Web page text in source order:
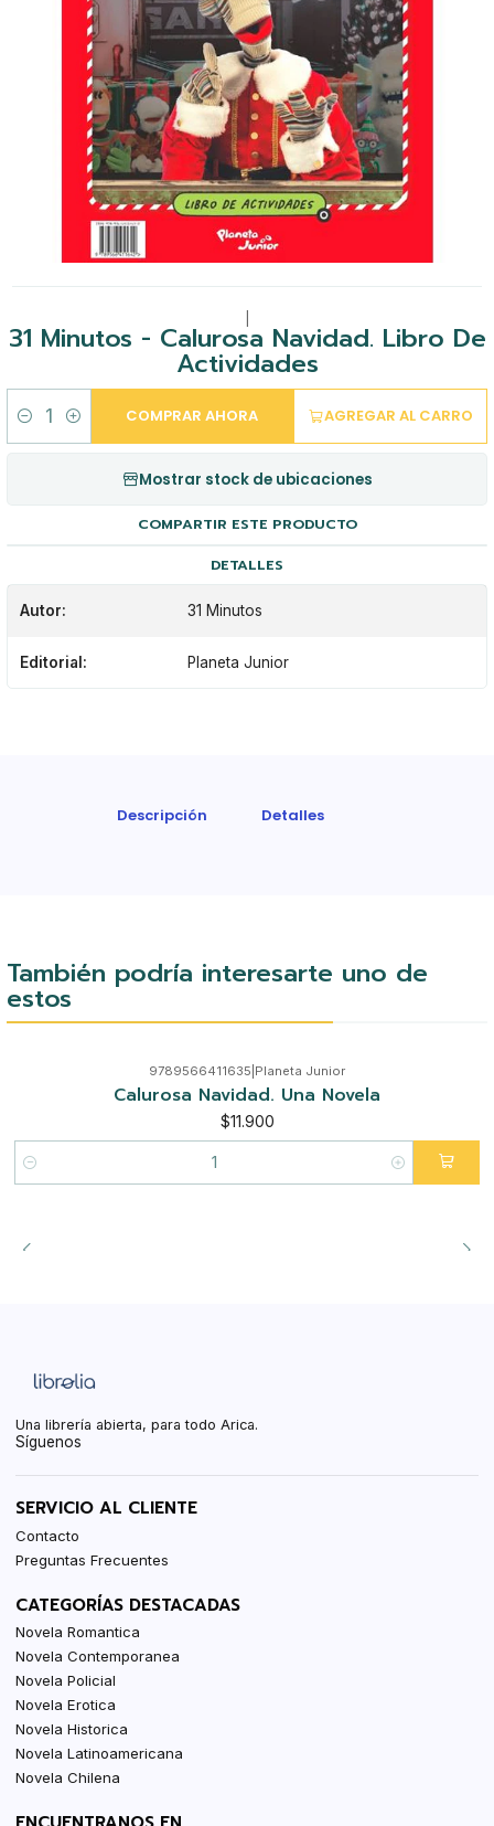
31 Minutos - Calurosa Navidad. Libro De
Actividades
Cantidad
AGREGAR AL CARRO
COMPRAR AHORA
Mostrar stock de ubicaciones
COMPARTIR ESTE PRODUCTO
DETALLES
Autor: 31 Minutos
Editorial: Planeta Junior
Descripción Detalles
También podría interesarte uno de
estos
9789566411635 Planeta Junior
Calurosa Navidad. Una Novela
$11.900
Cantidad
Una librería abierta, para todo Arica.
Síguenos
SERVICIO AL CLIENTE
Contacto
Preguntas Frecuentes
CATEGORÍAS DESTACADAS
Novela Romantica
Novela Contemporanea
Novela Policial
Novela Erotica
Novela Historica
Novela Latinoamericana
Novela Chilena